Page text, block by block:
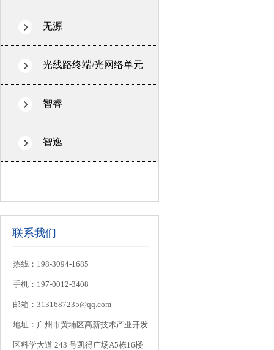
无源
光线路终端/光网络单元
智睿
智逸
联系我们
热线：198-3094-1685
手机：197-0012-3408
邮箱：3131687235@qq.com
地址：广州市黄埔区高新技术产业开发
区科学大道 243 号凯得广场A5栋16楼